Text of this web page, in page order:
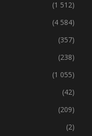
(894)
(1 512)
(4 584)
(357)
(238)
(1 055)
(42)
(209)